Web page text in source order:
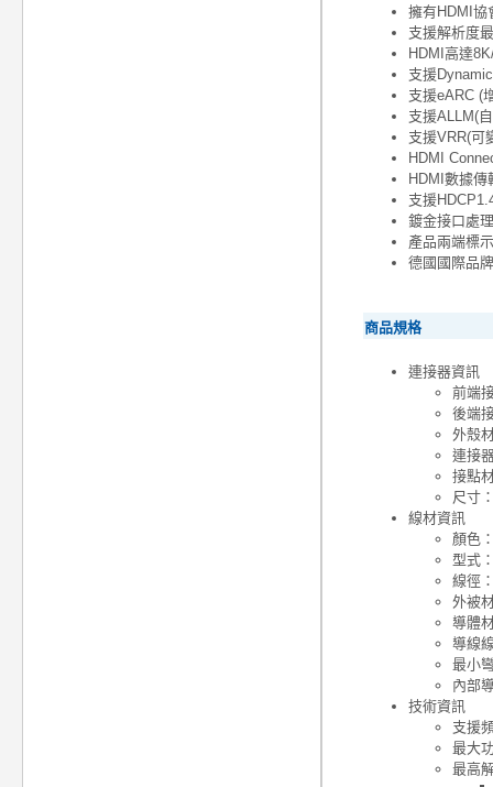
擁有HDMI協
支援解析度
HDMI高達
支援
支援eARC (
支援ALLM(
支援VRR(可
HDMI
HDMI數據傳
支援
鍍金接口處
產品兩端標
德國國際品
商品規格
連接器資訊
前端
後端
外殼
連接
接點
尺寸
線材資訊
顏色
型式
線徑
外被
導體
導線
最小
內部
技術資訊
支援
最大
最高